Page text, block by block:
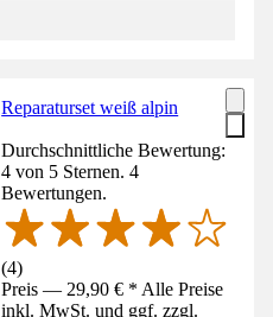
Reparaturset weiß alpin
Durchschnittliche Bewertung:
4 von 5 Sternen. 4
Bewertungen.
(4)
Preis — 29,90 € * Alle Preise
inkl. MwSt. und ggf. zzgl.